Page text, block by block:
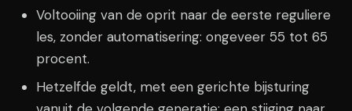
Voltooiing van de oprit naar de eerste reguliere
les, zonder automatisering: ongeveer 55 tot 65
procent.
Hetzelfde geldt, met een gerichte bijsturing